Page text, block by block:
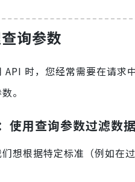
询参数
API 时，您经常需要在请求
。
使用查询参数过滤数据
想根据特定标准（例如在